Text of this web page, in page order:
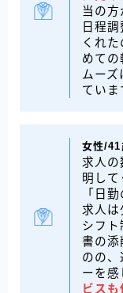
当の
日程
くれ
めて
ムー
ていま
女性/41
求人
明し
「日
求人
シフ
書の添
のの
ーを
ビス